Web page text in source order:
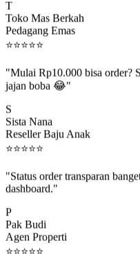
Toko Mas Berkah
Pedagang Emas
⭐⭐⭐⭐⭐
jajan boba 😂"
Sista Nana
Reseller Baju Anak
⭐⭐⭐⭐⭐
dashboard."
Pak Budi
Agen Properti
⭐⭐⭐⭐⭐